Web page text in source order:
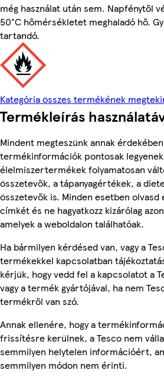
még használat után sem. Napfénytől
50°C hőmérsékletet meghaladó hő.
tartandó.
Kategória összes termékének
Termékleírás
Mindent megteszünk annak
termékinformációk pontosak
élelmiszertermékek folyamatosan
összetevők, a tápanyagértékek, a
összetevők is. Minden esetben
címkét és ne hagyatkozz kizárólag
amelyek a weboldalon találhatóak.
Ha bármilyen kérdésed van, vagy a
termékekkel kapcsolatban
kérjük, hogy vedd fel a kapcsolatot a
vagy a termék gyártójával, ha nem
termékről van szó.
Annak ellenére, hogy a
frissítésre kerülnek, a Tesco nem
semmilyen helytelen információért,
semmilyen módon nem érinti.